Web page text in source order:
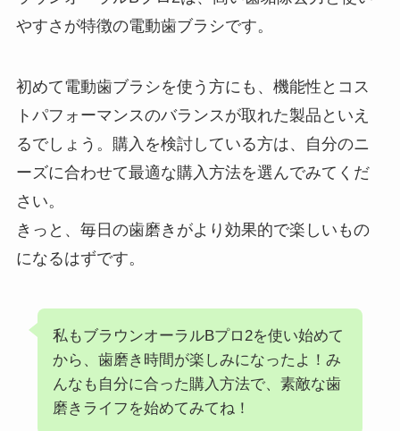
やすさが特徴の電動歯ブラシです。
初めて電動歯ブラシを使う方にも、機能性とコス
トパフォーマンスのバランスが取れた製品といえ
るでしょう。購入を検討している方は、自分のニ
ーズに合わせて最適な購入方法を選んでみてくだ
さい。
きっと、毎日の歯磨きがより効果的で楽しいもの
になるはずです。
私もブラウンオーラルBプロ2を使い始めて
から、歯磨き時間が楽しみになったよ！み
んなも自分に合った購入方法で、素敵な歯
磨きライフを始めてみてね！